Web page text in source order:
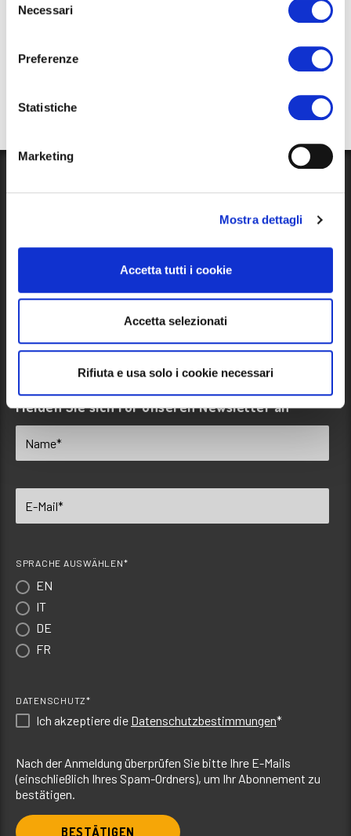
delNecessari
Preferenze
Statistiche
Marketing
Mostra dettagli
Accetta tutti i cookie
Accetta selezionati
Rifiuta e usa solo i cookie necessari
direkt in Punta Sabbioni am ACTV-Fahrkartenschalter zu
Organisierte Ausflüge:
News, Veranstaltungen und Informationen über unseren
Campingplatz und seine Umgebung. Lesen Sie unserenBlog!
Folgen Sie uns
Melden Sie sich für unseren Newsletter an
SPRACHE AUSWÄHLEN*
EN
IT
DE
FR
DATENSCHUTZ*
Ich akzeptiere die Datenschutzbestimmungen*
Nach der Anmeldung überprüfen Sie bitte Ihre E-Mails
(einschließlich Ihres Spam-Ordners), um Ihr Abonnement zu
bestätigen.
BESTÄTIGEN